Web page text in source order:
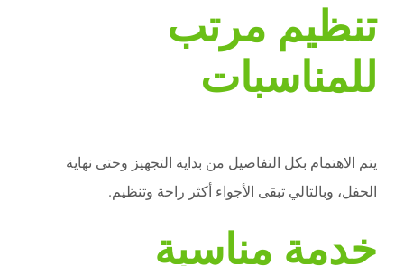
تنظيم مرتب
للمناسبات
يتم الاهتمام بكل التفاصيل من بداية التجهيز وحتى نهاية
الحفل، وبالتالي تبقى الأجواء أكثر راحة وتنظيم.
خدمة مناسبة